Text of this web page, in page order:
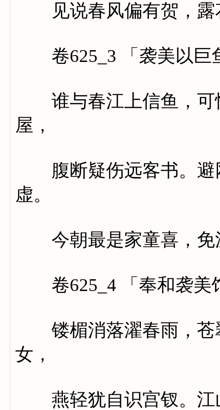
见说春风偏有贺，露
卷625_3 「袭美以巨
谁与春江上信鱼，可
屋，
腹断疑伤远客书。避
虚。
今朝最是家童喜，免
卷625_4 「奉和袭美
镂楣消落濯春雨，苍
女，
燕轻犹自识宫钗。江